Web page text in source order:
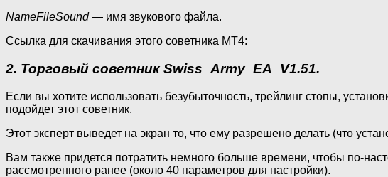
NameFileSound— имя звукового файла.
Ссылка для скачивания этого советника MT4:
2. Торговый советник Swiss_Army_EA_V1.51.
Если вы хотите использовать безубыточность, трейлинг стопы,
подойдет этот советник.
Этот эксперт выведет на экран то, что ему разрешено делать (что
Вам также придется потратить немного больше времени, чтобы по-
рассмотренного ранее (около 40 параметров для настройки).